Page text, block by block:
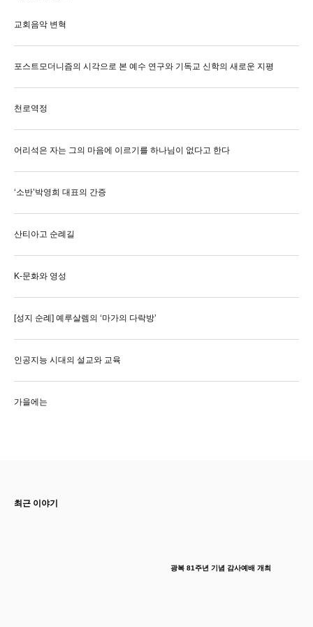
교회음악 변혁
포스트모더니즘의 시각으로 본 예수 연구와 기독교 신학의 새로운 지평
천로역정
어리석은 자는 그의 마음에 이르기를 하나님이 없다고 한다
‘소반’박영희 대표의 간증
산티아고 순례길
K-문화와 영성
[성지 순례] 예루살렘의 ‘마가의 다락방’
인공지능 시대의 설교와 교육
가을에는
최근 이야기
광복 81주년 기념 감사예배 개최